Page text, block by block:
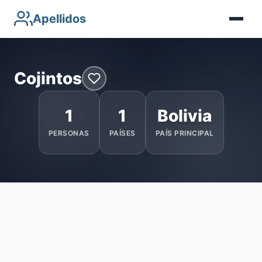
Apellidos
Cojintos
1
PERSONAS
1
PAÍSES
Bolivia
PAÍS PRINCIPAL